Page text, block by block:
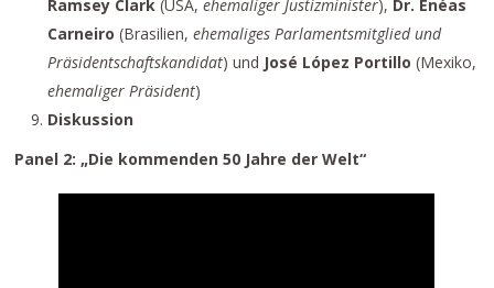
Ramsey Clark (USA,ehemaliger Justizminister), Dr. Enéas
Carneiro (Brasilien,ehemaliges Parlamentsmitglied und
Präsidentschaftskandidat) und José López Portillo (Mexiko,
ehemaliger Präsident)
Diskussion
Panel 2: „Die kommenden 50 Jahre der Welt“